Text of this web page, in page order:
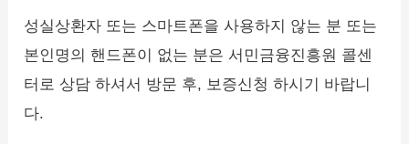
성실상환자 또는 스마트폰을 사용하지 않는 분 또는
본인명의 핸드폰이 없는 분은 서민금융진흥원 콜센
터로 상담 하셔서 방문 후, 보증신청 하시기 바랍니
다.